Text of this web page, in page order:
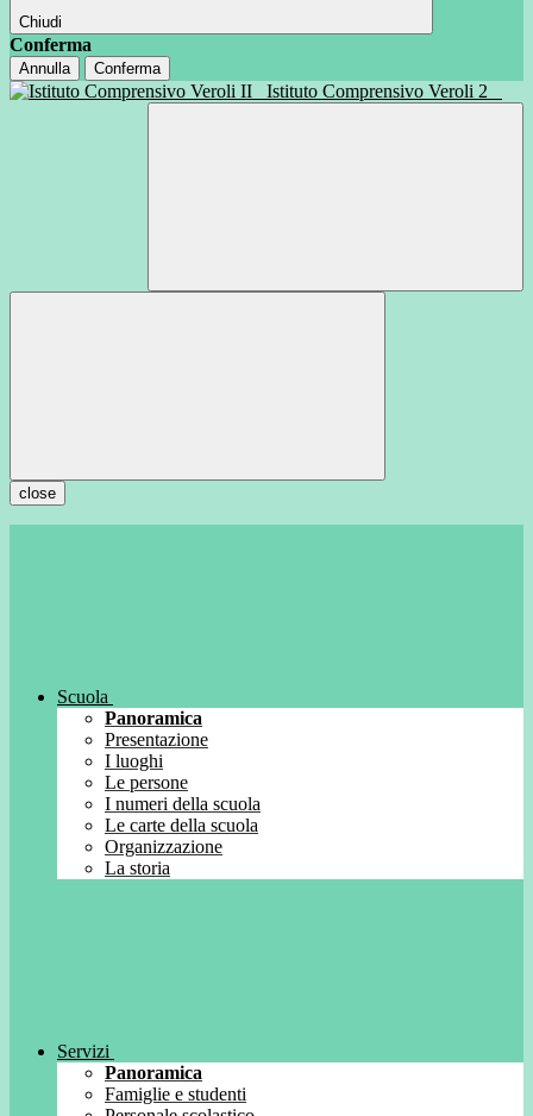
Chiudi
Conferma
Annulla Conferma
Istituto Comprensivo Veroli 2
close
Scuola
Panoramica
Presentazione
I luoghi
Le persone
I numeri della scuola
Le carte della scuola
Organizzazione
La storia
Servizi
Panoramica
Famiglie e studenti